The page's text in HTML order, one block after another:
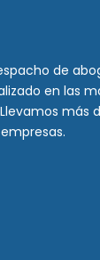
de
en las
más